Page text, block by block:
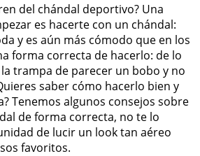
del chándal deportivo? Una
es hacerte con un chándal:
y es aún más cómodo que en los
forma correcta de hacerlo: de lo
trampa de parecer un bobo y no
saber cómo hacerlo bien y
Tenemos algunos consejos sobre
de forma correcta, no te lo
de lucir un look tan aéreo
favoritos.